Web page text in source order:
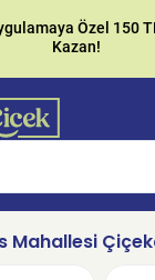
Özel 150
Mahallesi